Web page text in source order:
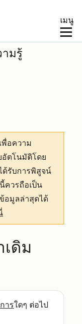
เมนู
มรู้
อความ
อัตโนมัติโดย
ด้รับการพิสูจน์
ควรถือเป็น
อมูลล่าสุดได้
ดิม
ารใดๆ ต่อไป